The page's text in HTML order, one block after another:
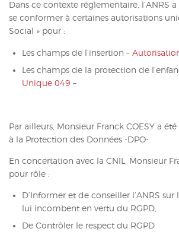
Dans ce contexte réglementaire, l’ANRS
se conformer à certaines autorisations
Social » pour :
Les champs de l’insertion –
Les champs de la protection de
Unique 049 –
Par ailleurs, Monsieur Franck COESY a
à la Protection des Données -DPO-
En concertation avec la CNIL, Monsieur
pour rôle :
D’Informer et de conseiller l’ANRS
lui incombent en vertu du RGPD,
De Contrôler le respect du RGPD